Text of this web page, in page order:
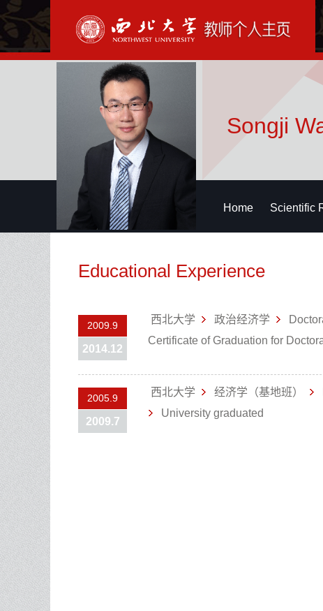
Songji
Home Scientific
Educational Experience
2009.9
2014.12
西北大学 政治经济学
Certificate of Graduation for
2005.9
2009.7
西北大学 经济学（基地班）
University graduated